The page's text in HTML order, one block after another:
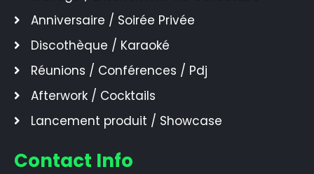
Anniversaire / Soirée Privée
Discothèque / Karaoké
Réunions / Conférences / Pdj
Afterwork / Cocktails
Lancement produit / Showcase
Contact Info